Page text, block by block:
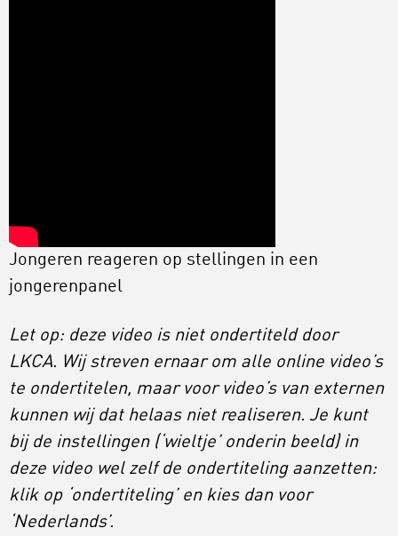
Jongeren reageren op stellingen in een
jongerenpanel
Let op: deze video is niet ondertiteld door
LKCA. Wij streven ernaar om alle online video’s
te ondertitelen, maar voor video’s van externen
kunnen wij dat helaas niet realiseren. Je kunt
bij de instellingen (‘wieltje’ onderin beeld) in
deze video wel zelf de ondertiteling aanzetten:
klik op ‘ondertiteling’ en kies dan voor
‘Nederlands’.